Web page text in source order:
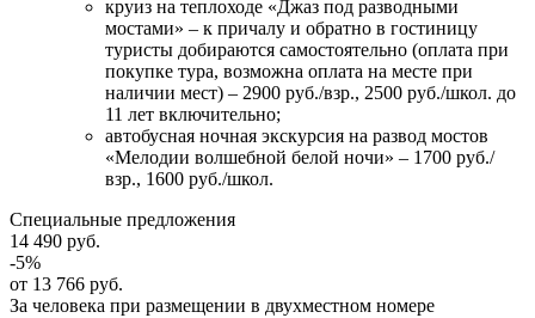
круиз на теплоходе «Джаз под разводными
мостами» – к причалу и обратно в гостиницу
туристы добираются самостоятельно (оплата при
покупке тура, возможна оплата на месте при
наличии мест) – 2900 руб./взр., 2500 руб./школ. до
11 лет включительно;
автобусная ночная экскурсия на развод мостов
«Мелодии волшебной белой ночи» – 1700 руб./
взр., 1600 руб./школ.
Специальные предложения
14 490 руб.
-5%
от 13 766 руб.
За человека при размещении в двухместном номере